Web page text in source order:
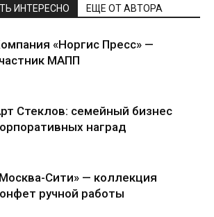
ИНТЕРЕСНО ЕЩЕ ОТ АВТОРА
«Норгис Пресс» —
МАПП
Стеклов: семейный бизнес
наград
Сити» — коллекция
ручной работы